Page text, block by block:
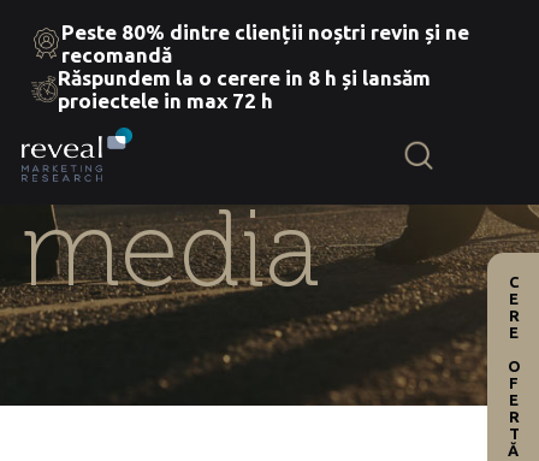
Skip
the
content
Peste 80% dintre clienții noștri revin și ne
recomandă
Răspundem la o cerere in 8 h și lansăm
proiectele in max 72 h
media
CERE OFERTĂ